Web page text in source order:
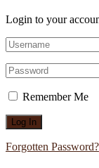
Login to your
Remember Me
Forgotten Password?